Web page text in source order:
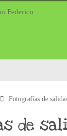
Fotografías de
de